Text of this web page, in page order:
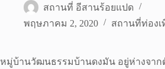
สถานที่ อีสานร้อยแปด
พฤษภาคม 2, 2020
สถานที่ท่องเ
หมู่บ้านวัฒนธรรมบ้านดงมัน อยู่ห่างจาก